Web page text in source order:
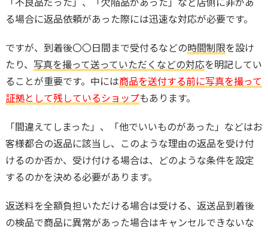
る場合に返品依頼があった際には迅速な対応が必要です。
ですが、到着後〇〇日間まで受付るなどの時間制限を設け
たり、 写真を撮って送っていただくなどの対応を明記してい
ることが重要です。中には商品を送付する前に写真を撮って
証拠として残しているショップもあります。
「間違えてしまった」、「他でいいものがあった」などはお
客様都合の返品に該当し、このような理由の返品を受け付
けるのか否か、受け付ける場合は、どのような条件を設定
するのかを決める必要があります。
返送料を全額負担いただける場合は受ける、返送品到着後
の検品で商品に異常があった場合はキャンセルできないな